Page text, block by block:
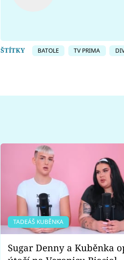
ŠTÍTKY BATOLE TV PRIMA
TADEÁŠ KUBĚNKA
Sugar Denny a Kuběnka